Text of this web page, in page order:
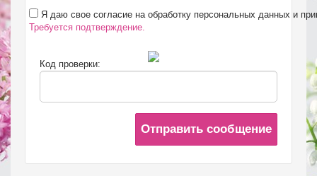
Я даю свое согласие на обработку персональных данных и
Требуется подтверждение.
Код проверки:
Отправить сообщение